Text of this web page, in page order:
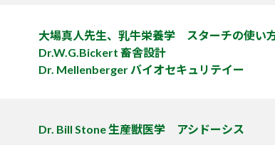
大場真人先生、乳牛栄養学 スターチの使い
Dr.W.G.Bickert 畜舎設計
Dr. Mellenberger バイオセキュリテイー
Dr. Bill Stone 生産獣医学 アシドーシス